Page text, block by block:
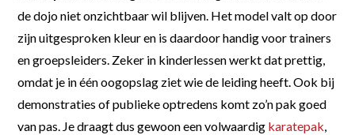
de dojo niet onzichtbaar wil blijven. Het model valt op door
zijn uitgesproken kleur en is daardoor handig voor trainers
en groepsleiders. Zeker in kinderlessen werkt dat prettig,
omdat je in één oogopslag ziet wie de leiding heeft. Ook bij
demonstraties of publieke optredens komt zo’n pak goed
van pas. Je draagt dus gewoon een volwaardig karatepak,